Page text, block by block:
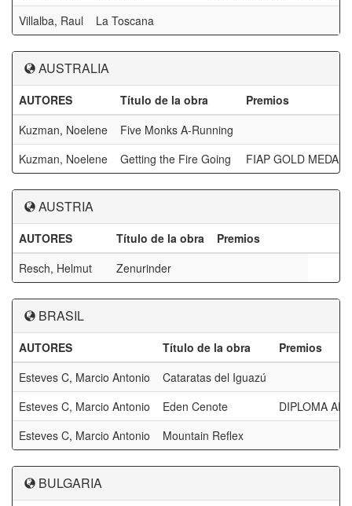
Villalba, Raul
La Toscana
AUSTRALIA
AUTORES Título de la obra
Premios
Kuzman, Noelene
Five Monks A-Running
Kuzman, Noelene
Getting the Fire Going FIAP GOLD MEDAL
AUSTRIA
AUTORES Título de la obra
Premios
Resch, Helmut
Zenurinder
BRASIL
AUTORES Título de la obra
Premios
Esteves C, Marcio Antonio
Cataratas del Iguazú
Esteves C, Marcio Antonio
Eden Cenote
DIPLOMA AFI
Esteves C, Marcio Antonio
Mountain Reflex
BULGARIA